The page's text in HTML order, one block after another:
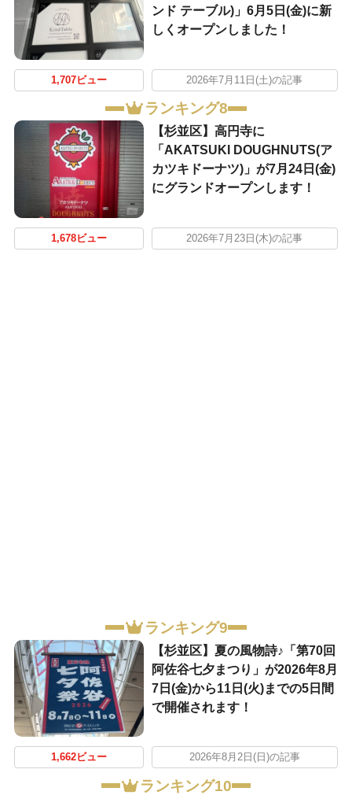
ンド テーブル)」6月5日(金)に新
しくオープンしました！
1,707ビュー 2026年7月11日(土)の記事
ランキング8
【杉並区】高円寺に
「AKATSUKI DOUGHNUTS(ア
カツキドーナツ)」が7月24日(金)
にグランドオープンします！
1,678ビュー 2026年7月23日(木)の記事
ランキング9
【杉並区】夏の風物詩♪「第70回
阿佐谷七夕まつり」が2026年8月
7日(金)から11日(火)までの5日間
で開催されます！
1,662ビュー 2026年8月2日(日)の記事
ランキング10